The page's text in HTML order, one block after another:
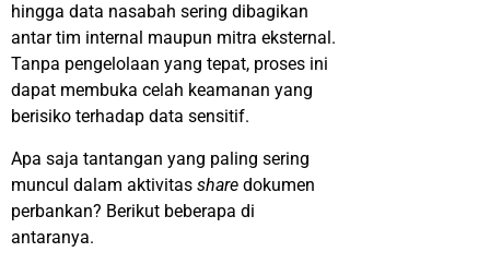
hingga data nasabah sering dibagikan
antar tim internal maupun mitra eksternal.
Tanpa pengelolaan yang tepat, proses ini
dapat membuka celah keamanan yang
berisiko terhadap data sensitif.
Apa saja tantangan yang paling sering
muncul dalam aktivitas share dokumen
perbankan? Berikut beberapa di
antaranya.